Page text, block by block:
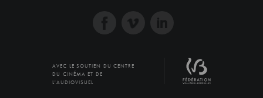
AVEC LE SOUTIEN DU CENTRE
DU CINÉMA ET DE
L'AUDIOVISUEL